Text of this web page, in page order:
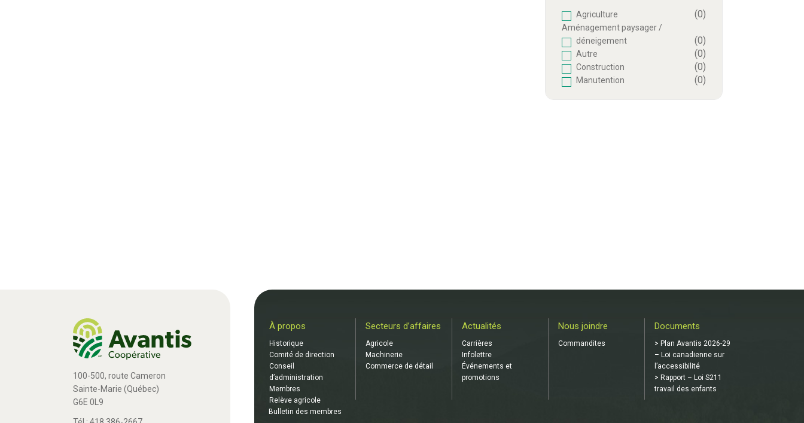
Agriculture (0)
Aménagement paysager /
déneigement
(0)
Autre (0)
Construction (0)
Manutention (0)
100-500, route Cameron
Sainte-Marie (Québec)
G6E 0L9
À propos
Historique
Comité de direction
Conseil
d’administration
Membres
Relève agricole
Bulletin des membres
Secteurs d’affaires
Agricole
Machinerie
Commerce de détail
Actualités
Carrières
Infolettre
Événements et
promotions
Nous joindre
Commandites
Documents
> Plan Avantis 2026-29
– Loi canadienne sur
l’accessibilité
> Rapport – Loi S211
travail des enfants